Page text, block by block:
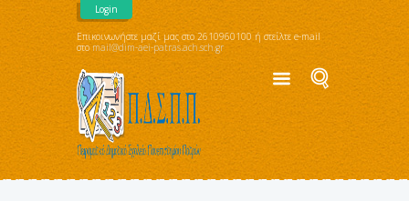
Login
Επικοινωνήστε μαζί μας στο 2610960100 ή στείλτε e-mail
στο mail@dim-aei-patras.ach.sch.gr